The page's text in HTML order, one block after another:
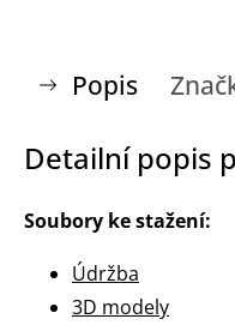
Popis
Detailní popis
Soubory ke stažení:
Údržba
3D modely